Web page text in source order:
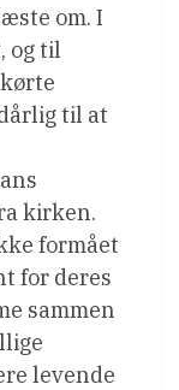
om. I
og til
til at
kirken.
formået
for deres
sammen
levende